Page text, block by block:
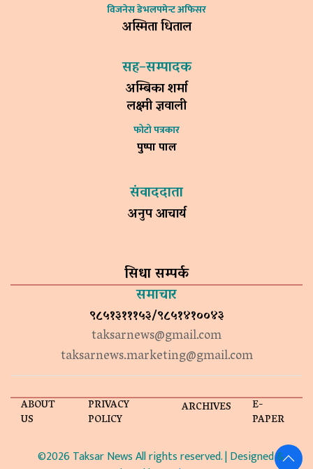
विजनेस डेभलपमेन्ट अफिसर
अस्मिता धिताल
सह–सम्पादक
अम्बिका शर्मा
लक्ष्मी ज्ञवाली
फोटो पत्रकार
पुष्पा पाल
संवाददाता
अनुप आचार्य
सिधा सम्पर्क
समाचार
९८५१३१११५३/९८५१४१००४३
taksarnews@gmail.com
taksarnews.marketing@gmail.com
ABOUT
US
PRIVACY
POLICY
ARCHIVES E-
PAPER
©2026 Taksar News All rights reserved. | Designed &